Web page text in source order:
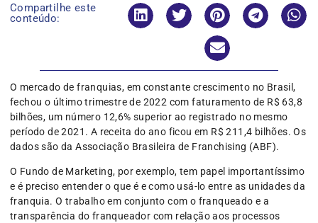
Compartilhe este
conteúdo:
O mercado de franquias, em constante crescimento no Brasil,
fechou o último trimestre de 2022 com faturamento de R$ 63,8
bilhões, um número 12,6% superior ao registrado no mesmo
período de 2021. A receita do ano ficou em R$ 211,4 bilhões. Os
dados são da Associação Brasileira de Franchising (ABF).
O Fundo de Marketing, por exemplo, tem papel importantíssimo
e é preciso entender o que é e como usá-lo entre as unidades da
franquia. O trabalho em conjunto com o franqueado e a
transparência do franqueador com relação aos processos